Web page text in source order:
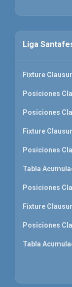
Liga
Fixture
Posiciones
Posiciones
Fixture
Posiciones
Tabla
Posiciones
Fixture
Posiciones
Tabla